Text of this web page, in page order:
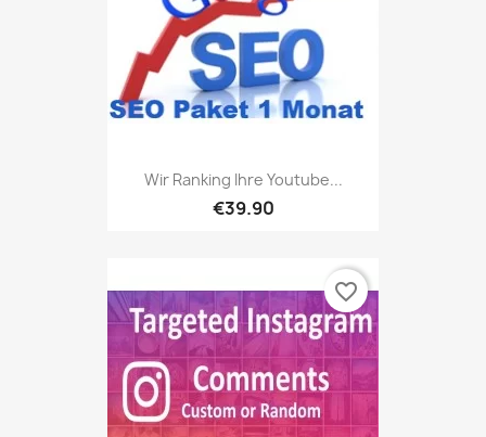
Wir Ranking Ihre Youtube...
€39.90
favorite_border